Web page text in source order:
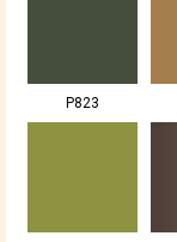
P823